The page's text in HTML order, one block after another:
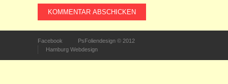
Facebook
PsFoliendesign © 2012
Hamburg Webdesign